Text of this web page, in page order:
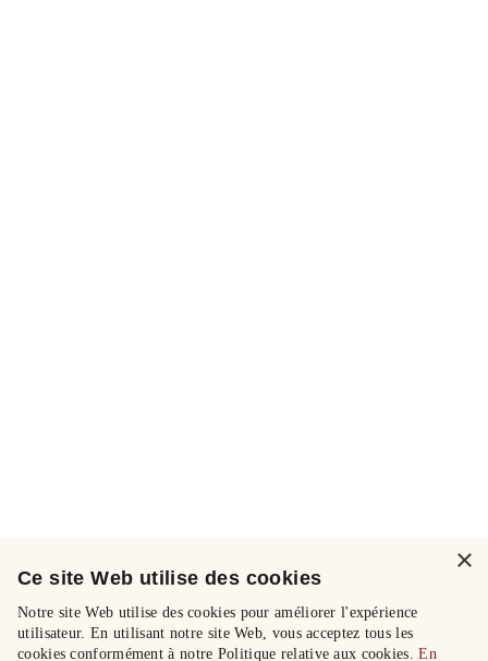
×
Ce site Web utilise des cookies
Notre site Web utilise des cookies pour améliorer l'expérience
utilisateur. En utilisant notre site Web, vous acceptez tous les
cookies conformément à notre Politique relative aux cookies.En